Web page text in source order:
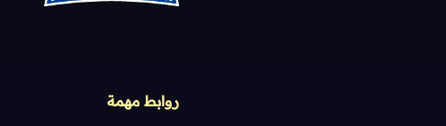
روابط مهمة